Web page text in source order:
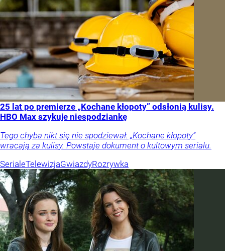
25 lat po premierze „Kochane kłopoty” odsłonią kulisy.
HBO Max szykuje niespodziankę
Tego chyba nikt się nie spodziewał. „Kochane kłopoty”
wracają za kulisy. Powstaje dokument o kultowym serialu.
SerialeTelewizjaGwiazdyRozrywka